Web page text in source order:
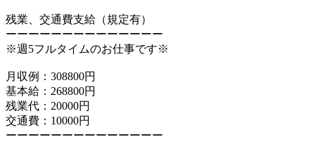
残業、交通費支給（規定有）
ーーーーーーーーーーーーーー
※週5フルタイムのお仕事です※
月収例：308800円
基本給：268800円
残業代：20000円
交通費：10000円
ーーーーーーーーーーーーーー